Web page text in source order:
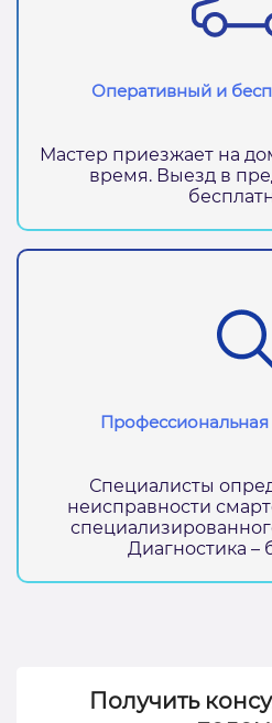
Оперативный и
Мастер приезжает на
время. Выезд в
Профессиональная
Специалисты
неисправности
Диагностика –
Получить